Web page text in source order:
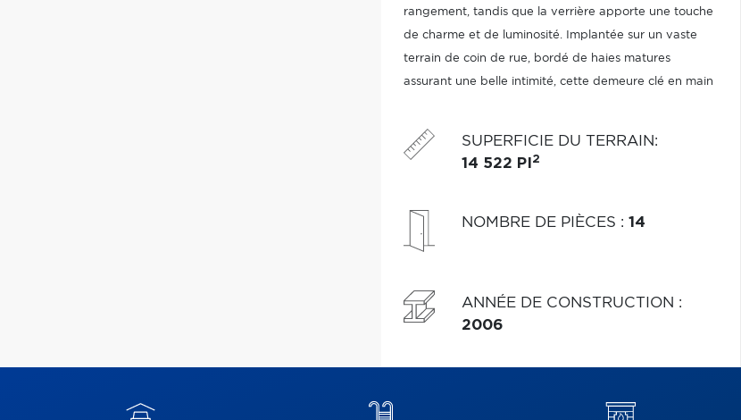
rangement, tandis que la verrière apporte une touche
de charme et de luminosité. Implantée sur un vaste
terrain de coin de rue, bordé de haies matures
assurant une belle intimité, cette demeure clé en main
minutes de Trois-Rivières.
SUPERFICIE DU TERRAIN:
14 522 PI 2
NOMBRE DE PIÈCES : 14
ANNÉE DE CONSTRUCTION :
2006